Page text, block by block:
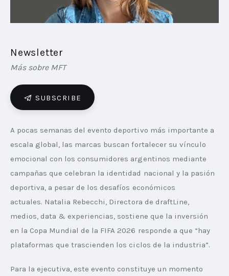
Newsletter
Más sobre MFT
SUBSCRIBE
A pocas semanas del evento deportivo más importante a
escala global, las marcas buscan fortalecer su vínculo
emocional con los consumidores argentinos mediante
campañas que celebran la identidad nacional y la pasión
deportiva, a pesar de los desafíos económicos
actuales. Natalia Rebecchi, Directora de draftLine,
medios, data & experiencias, sostiene que la inversión
en la Copa Mundial de la FIFA 2026 responde a que “hay
plataformas que trascienden los ciclos de la industria”.
Para la ejecutiva, este evento constituye un momento